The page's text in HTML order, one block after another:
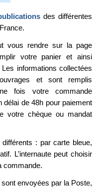
des différentes
vous rendre sur la page
votre panier et ainsi
informations collectées
et sont remplis
fois votre commande
de 48h pour paiement
votre chèque ou mandat
: par carte bleue,
L’internaute peut choisir
commande.
envoyées par la Poste,